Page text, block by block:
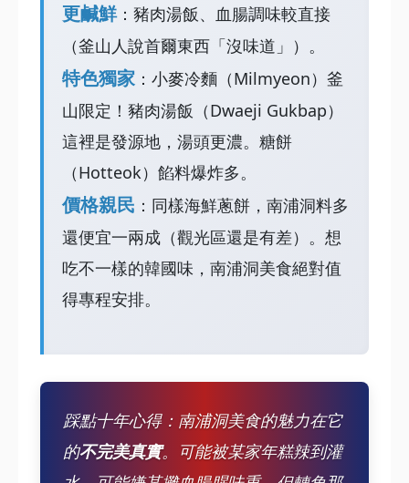
更鹹鮮：豬肉湯飯、血腸調味較直接
（釜山人說首爾東西「沒味道」）。
特色獨家 ：小麥冷麵（Milmyeon）釜
山限定！豬肉湯飯（Dwaeji Gukbap）
這裡是發源地，湯頭更濃。糖餅
（Hotteok）餡料爆炸多。
價格親民 ：同樣海鮮蔥餅，南浦洞料多
還便宜一兩成（觀光區還是有差）。想
吃不一樣的韓國味，南浦洞美食絕對值
得專程安排。
踩點十年心得：南浦洞美食的魅力在它
的不完美真實。可能被某家年糕辣到灌